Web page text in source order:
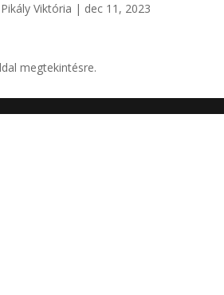
Viktória | dec 11, 2023
megtekintésre.